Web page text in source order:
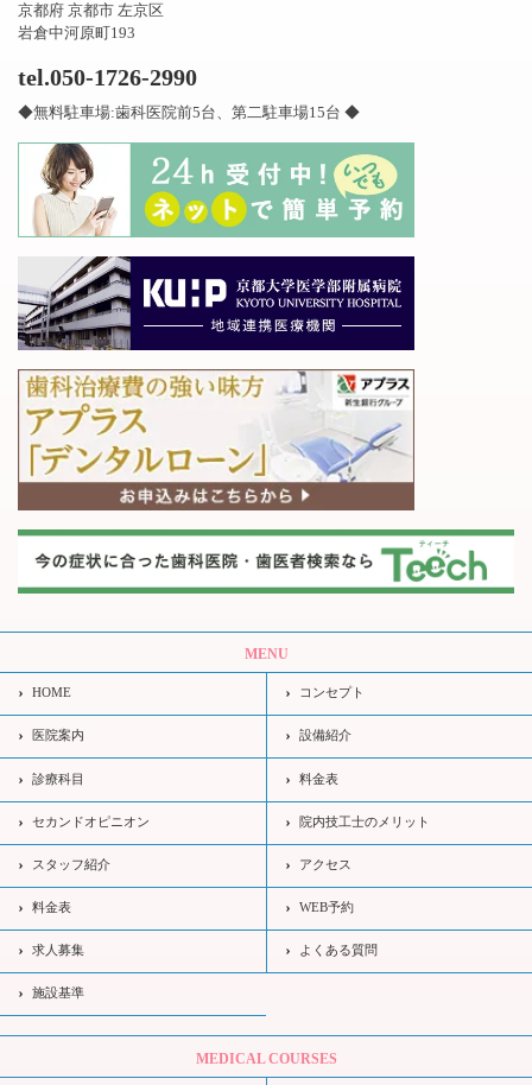
京都府 京都市 左京区
岩倉中河原町193
tel.050-1726-2990
◆無料駐車場:歯科医院前5台、第二駐車場15台 ◆
MENU
HOME コンセプト
医院案内 設備紹介
診療科目 料金表
セカンドオピニオン 院内技工士のメリット
スタッフ紹介 アクセス
料金表 WEB予約
求人募集 よくある質問
施設基準
MEDICAL COURSES